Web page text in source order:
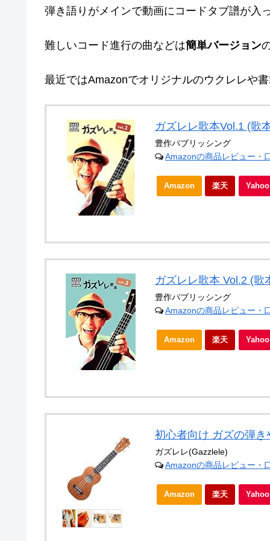
弾き語りがメインで動画にコードタブ譜が入
難しいコード進行の曲などは簡単バージョン
最近ではAmazonでオリジナルのウクレレや
ガズレレ歌本Vol.1 (歌
豊作パブリッシング
Amazonの商品レビュー・
Amazon 楽天
ガズレレ歌本 Vol.2 (歌
豊作パブリッシング
Amazonの商品レビュー・
Amazon 楽天
初心者向け ガズの弾
ガズレレ(Gazzlele)
Amazonの商品レビュー・
Amazon 楽天